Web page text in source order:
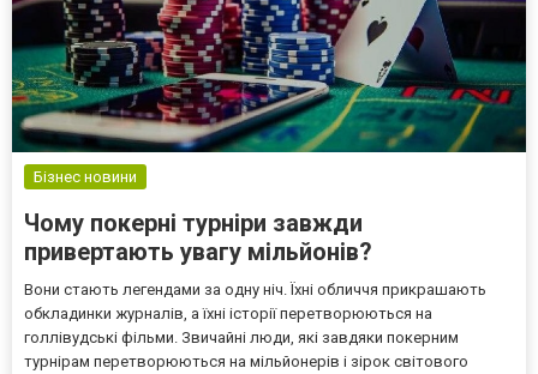
Бізнес новини
Чому покерні турніри завжди
привертають увагу мільйонів?
Вони стають легендами за одну ніч. Їхні обличчя прикрашають
обкладинки журналів, а їхні історії перетворюються на
голлівудські фільми. Звичайні люди, які завдяки покерним
турнірам перетворюються на мільйонерів і зірок світового